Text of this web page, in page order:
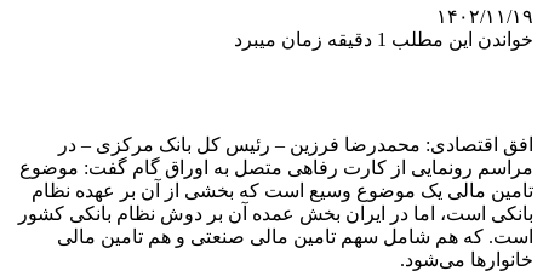
۱۴۰۲/۱۱/۱۹
خواندن این مطلب 1 دقیقه زمان میبرد
افق اقتصادی: محمدرضا فرزین – رئیس کل بانک مرکزی – در
مراسم رونمایی از کارت رفاهی متصل به اوراق گام گفت: موضوع
تامین مالی یک موضوع وسیع است که بخشی از آن بر عهده نظام
بانکی است، اما در ایران بخش عمده آن بر دوش نظام بانکی کشور
است. که هم شامل سهم تامین مالی صنعتی و هم تامین مالی
خانوارها می‌شود.